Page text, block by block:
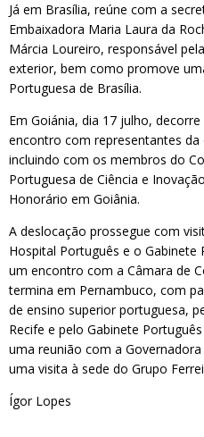
Já em Brasília, reúne com a
Embaixadora Maria Laura da
Márcia Loureiro, responsável
exterior, bem como promove
Portuguesa de Brasília.
Em Goiánia, dia 17 julho,
encontro com representantes
incluindo com os membros do
Portuguesa de Ciência e
Honorário em Goiânia.
A deslocação prossegue com
Hospital Português e o Gabinete
um encontro com a Câmara de
termina em Pernambuco, com
de ensino superior portuguesa,
Recife e pelo Gabinete
uma reunião com a
uma visita à sede do Grupo
Ígor Lopes